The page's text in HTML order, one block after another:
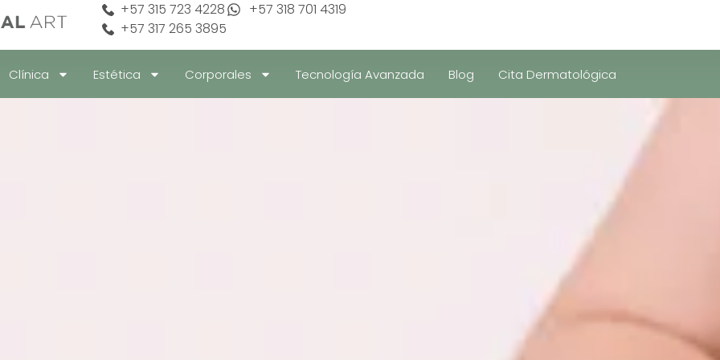
+57 315 723 4228
+57 317 265 3895
+57 318 701 4319
Clínica Estética Corporales Tecnología Avanzada Blog Cita Dermatológica